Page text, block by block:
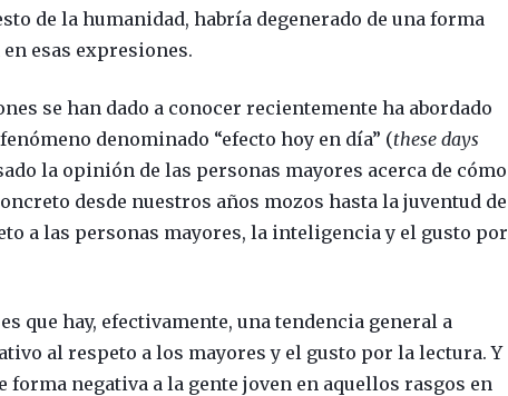
de la humanidad, habría degenerado de una forma
esas expresiones.
se han dado a conocer recientemente ha abordado
denominado “efecto hoy en día” (these days
la opinión de las personas mayores acerca de cómo
desde nuestros años mozos hasta la juventud de
a las personas mayores, la inteligencia y el gusto por
que hay, efectivamente, una tendencia general a
al respeto a los mayores y el gusto por la lectura. Y
forma negativa a la gente joven en aquellos rasgos en